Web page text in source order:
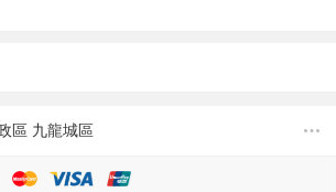
區 九龍城區